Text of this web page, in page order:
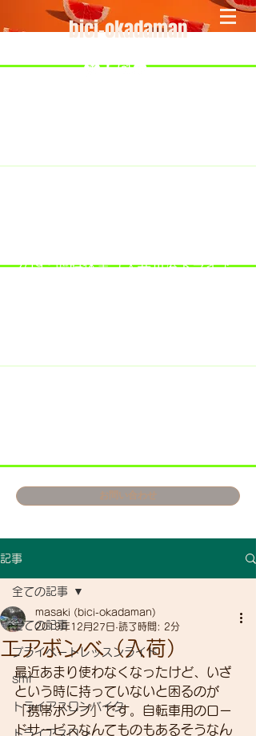
bici-okadaman
​7/19：臨時休業（大井川港トライア
お問い合わせ
記事
全ての記事
プライベートレッスンライド
smr
トライアスロンバイク
トライアスロン
全ての記事
エアボンベ（入荷）
masaki (bici-okadaman)
2019年12月27日 読了時間: 2分
最近あまり使わなくなったけど、いざ
という時に持っていないと困るのが
「携帯ポンプ」です。自転車用のロー
ドサービスなんてものもあるそうなん